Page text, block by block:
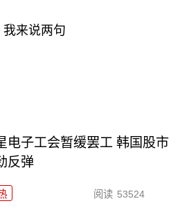
我来说两句
电子工会暂缓罢工 韩国股市
反弹
阅读 53524